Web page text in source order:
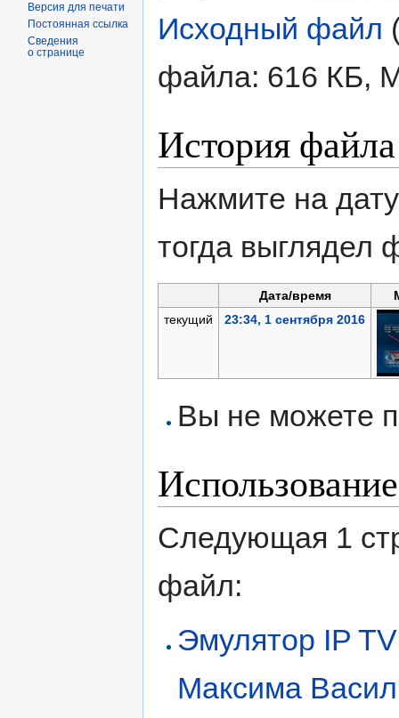
Исходный файл
файла: 616 КБ,
История файла
Нажмите на
тогда выглядел
Дата/время
текущий
23:34, 1 сентября 2016
Вы не можете
Следующая 1
файл:
Эмулятор IP
Максима
Версия для печати
Постоянная ссылка
Сведения
о странице